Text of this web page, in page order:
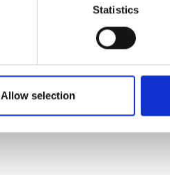
Statistics
Allow selection